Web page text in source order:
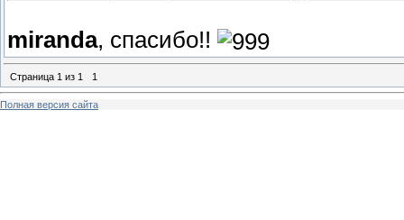
miranda, спасибо!!
Страница 1 из 1 1
Полная версия сайта